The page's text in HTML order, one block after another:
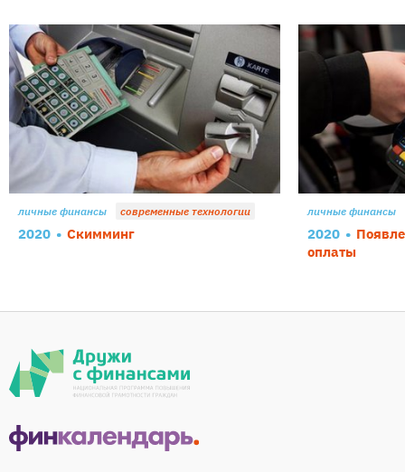
личные финансы современные технологии
2020 Скимминг
личные финансы
2020
оплаты